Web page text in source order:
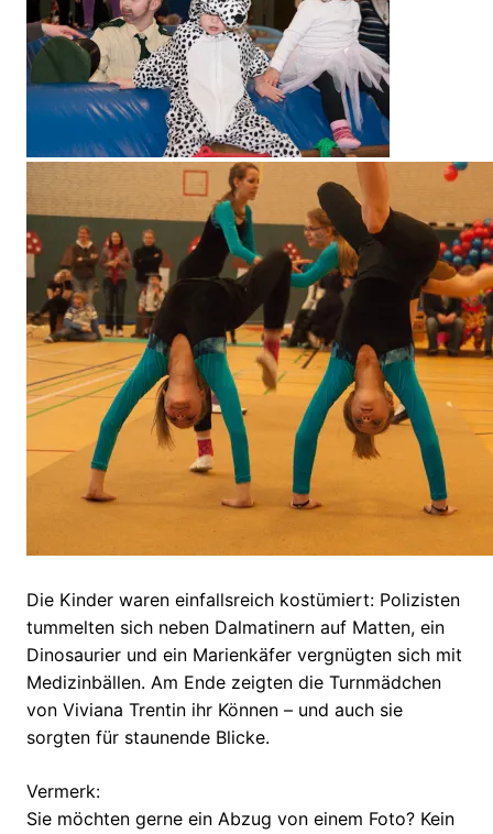
Die Kinder waren einfallsreich kostümiert: Polizisten
tummelten sich neben Dalmatinern auf Matten, ein
Dinosaurier und ein Marienkäfer vergnügten sich mit
Medizinbällen. Am Ende zeigten die Turnmädchen
von Viviana Trentin ihr Können – und auch sie
sorgten für staunende Blicke.
Vermerk:
Sie möchten gerne ein Abzug von einem Foto? Kein